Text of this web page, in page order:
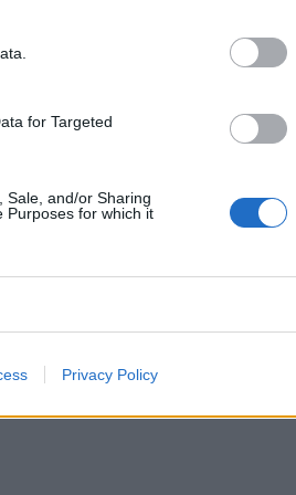
for Targeted
Sale, and/or Sharing
Purposes for which it
Privacy Policy